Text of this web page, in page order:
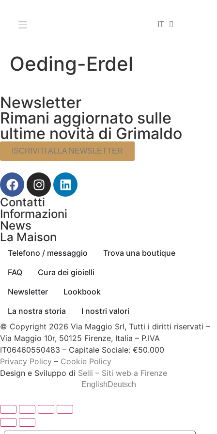
IT
DE
Oeding-Erdel
Newsletter
Rimani aggiornato sulle
ultime novità di Grimaldo
ISCRIVITI ALLA NEWSLETTER
Contatti
Informazioni
News
La Maison
Telefono / messaggio
Trova una boutique
FAQ
Cura dei gioielli
Newsletter
Lookbook
La nostra storia
I nostri valori
© Copyright 2026 Via Maggio Srl, Tutti i diritti riservati –
Via Maggio 10r, 50125 Firenze, Italia – P.IVA
IT06460550483 – Capitale Sociale: €50.000
Privacy Policy – Cookie Policy
Design e Sviluppo di Selli – Siti web a Firenze
EnglishDeutsch